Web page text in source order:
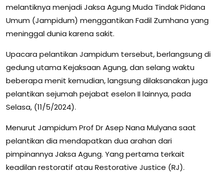
melantiknya menjadi Jaksa Agung Muda Tindak Pidana
Umum (Jampidum) menggantikan Fadil Zumhana yang
meninggal dunia karena sakit.
Upacara pelantikan Jampidum tersebut, berlangsung di
gedung utama Kejaksaan Agung, dan selang waktu
beberapa menit kemudian, langsung dilaksanakan juga
pelantikan sejumah pejabat eselon II lainnya, pada
Selasa, (11/5/2024).
Menurut Jampidum Prof Dr Asep Nana Mulyana saat
pelantikan dia mendapatkan dua arahan dari
pimpinannya Jaksa Agung. Yang pertama terkait
keadilan restoratif atau Restorative Justice (RJ).